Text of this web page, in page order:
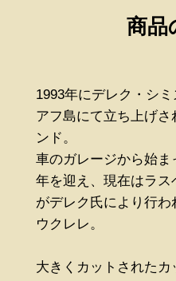
商品
1993年にデレク・シ
アフ島にて立ち上げ
ンド。
車のガレージから始ま
年を迎え、現在はラ
がデレク氏により行わ
ウクレレ。
大きくカットされた